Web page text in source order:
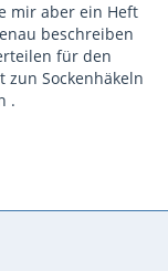
mir aber ein Heft
beschreiben
für den
zun Sockenhäkeln
.